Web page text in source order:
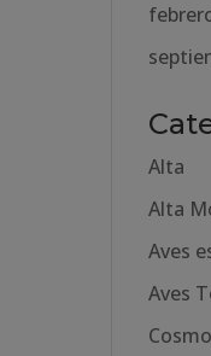
Alta
Alta
Aves
Aves